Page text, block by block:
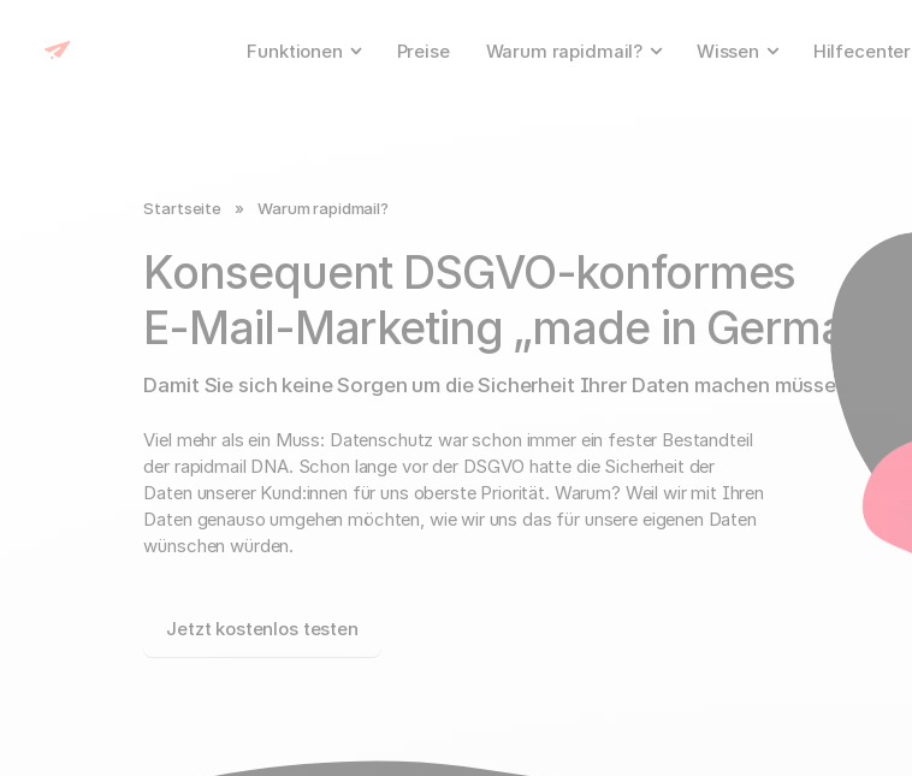
Funktionen Preise Warum rapidmail? Wissen Hilfecenter
Startseite » Warum rapidmail?
Konsequent DSGVO-konformes
E-Mail-Marketing „made in Germany"
Damit Sie sich keine Sorgen um die Sicherheit Ihrer Daten machen müssen.
Viel mehr als ein Muss: Datenschutz war schon immer ein fester Bestandteil
der rapidmail DNA. Schon lange vor der DSGVO hatte die Sicherheit der
Daten unserer Kund:innen für uns oberste Priorität. Warum? Weil wir mit Ihren
Daten genauso umgehen möchten, wie wir uns das für unsere eigenen Daten
wünschen würden.
Jetzt kostenlos testen